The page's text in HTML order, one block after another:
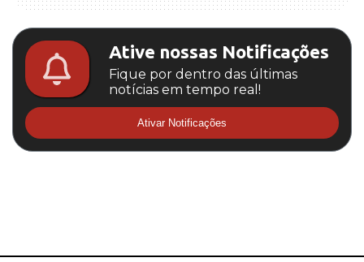
Ative nossas Notificações
Fique por dentro das últimas
notícias em tempo real!
Ativar Notificações